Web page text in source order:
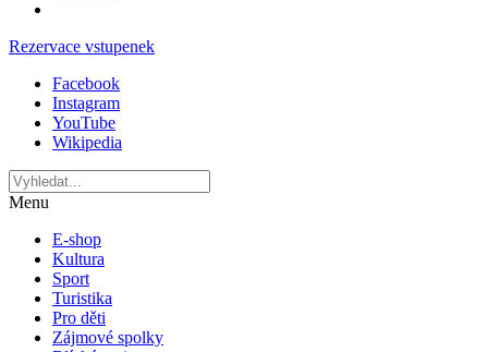
Rezervace vstupenek
Facebook
Instagram
YouTube
Wikipedia
Menu
E-shop
Kultura
Sport
Turistika
Pro děti
Zájmové spolky